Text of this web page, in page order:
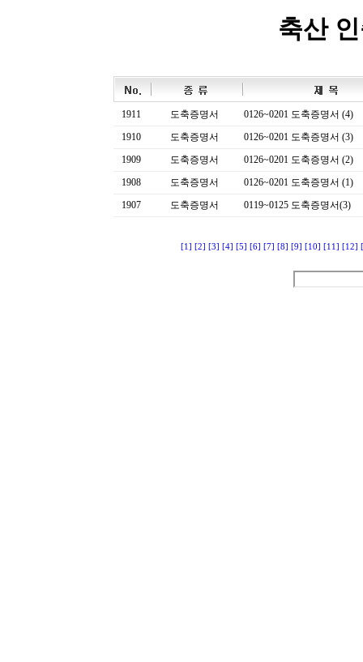
축산
1911 도축증명서
0126~0201 도축증명서 (4)
1910
도축증명서
0126~0201 도축증명서 (3)
1909
도축증명서
0126~0201 도축증명서 (2)
1908
도축증명서
0126~0201 도축증명서 (1)
1907
도축증명서 0119~0125 도축증명서(3)
[1] [2] [3] [4] [5] [6] [7] [8] [9] [10] [11] [12]